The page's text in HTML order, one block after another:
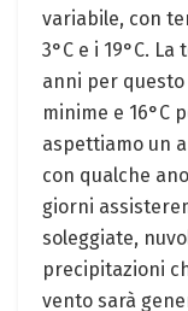
variabile, con
3°C e i 19°C.
anni per questo
minime e 16°C
aspettiamo un
con qualche
giorni
soleggiate,
precipitazioni
vento sarà